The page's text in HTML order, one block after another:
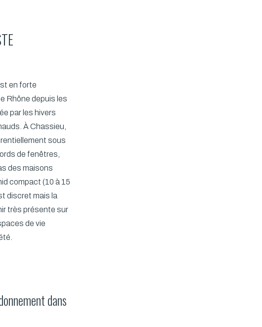
en forte
Rhône depuis les
par les hivers
À Chassieu,
sous
de fenêtres,
des maisons
compact (10 à 15
discret mais la
très présente sur
de vie
dans